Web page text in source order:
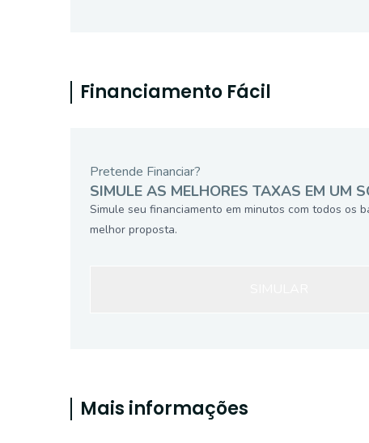
Financiamento Fácil
Pretende Financiar?
SIMULE AS MELHORES TAXAS EM UM
Simule seu financiamento em minutos com todos os
melhor proposta.
Mais informações